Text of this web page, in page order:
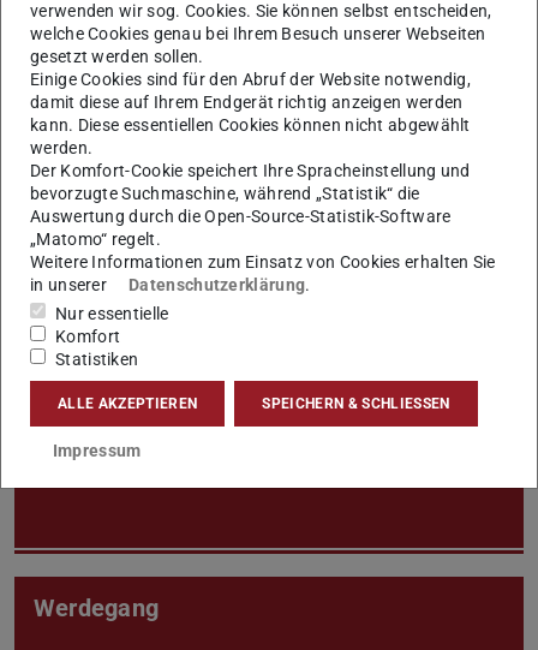
Dissertationsprojekt, Teil des durch die DFG geförderten
Projekts „Relating the Unread – Network Models in
Literary History“ (
DFG SPP Computational Literary
Studies)
KANON-EX: Der Schulkanon als
Kanonisierungsexperiment
HERMES-Forschungsstudienprogramms,
Zusammenarbeit mit der Deutschen Nationalbibliothek
(siehe
Blogpost)
Zur Person
Werdegang
verwenden wir sog. Cookies. Sie können selbst entscheiden,
welche Cookies genau bei Ihrem Besuch unserer Webseiten
gesetzt werden sollen.
Einige Cookies sind für den Abruf der Website notwendig,
damit diese auf Ihrem Endgerät richtig anzeigen werden
kann. Diese essentiellen Cookies können nicht abgewählt
werden.
Der Komfort-Cookie speichert Ihre Spracheinstellung und
bevorzugte Suchmaschine, während „Statistik“ die
Auswertung durch die Open-Source-Statistik-Software
„Matomo“ regelt.
Weitere Informationen zum Einsatz von Cookies erhalten Sie
in unserer
Datenschutzerklärung.
Nur essentielle
Komfort
Statistiken
ALLE AKZEPTIEREN SPEICHERN & SCHLIESSEN
Impressum